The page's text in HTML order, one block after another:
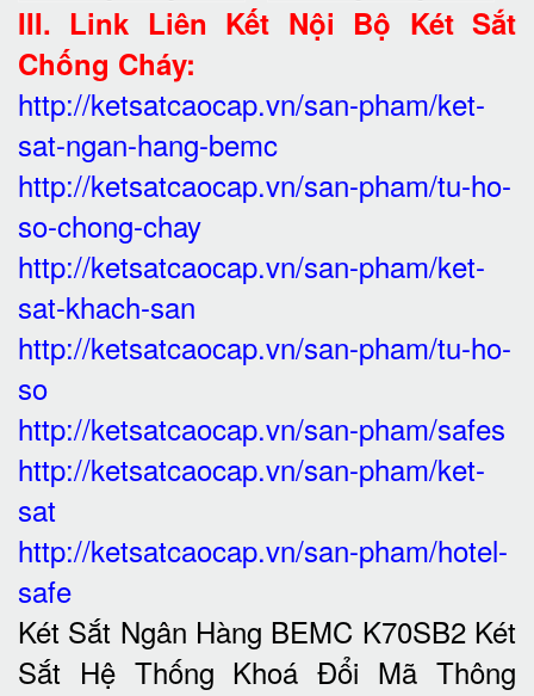
III. Link Liên Kết Nội Bộ Két Sắt
Chống Cháy:
http://ketsatcaocap.vn/san-pham/ket-
sat-ngan-hang-bemc
http://ketsatcaocap.vn/san-pham/tu-ho-
so-chong-chay
http://ketsatcaocap.vn/san-pham/ket-
sat-khach-san
http://ketsatcaocap.vn/san-pham/tu-ho-
so
http://ketsatcaocap.vn/san-pham/safes
http://ketsatcaocap.vn/san-pham/ket-
sat
http://ketsatcaocap.vn/san-pham/hotel-
safe
Két Sắt Ngân Hàng BEMC K70SB2 Két
Sắt Hệ Thống Khoá Đổi Mã Thông